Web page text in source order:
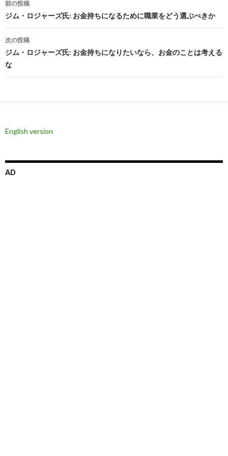
稿
ナ
ビ
ゲ
シ
前の投稿
ジム・ロジャーズ氏: お金持ちになるために職業をどう選ぶべきか
次の投稿
ジム・ロジャーズ氏: お金持ちになりたいなら、お金のことは考える
な
English version
AD